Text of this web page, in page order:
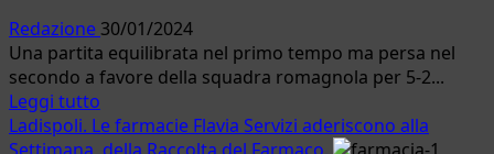
dall’1
al
18
febbraio
2024
Redazione 30/01/2024
Una partita equilibrata nel primo tempo ma persa nel
secondo a favore della squadra romagnola per 5-2...
Leggi tutto
di
più
Ladispoli. Le farmacie Flavia Servizi aderiscono alla
Settimana della Raccolta del Farmaco.